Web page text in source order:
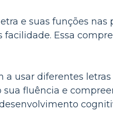
e suas funções nas
Essa
usar diferentes letras
fluência e